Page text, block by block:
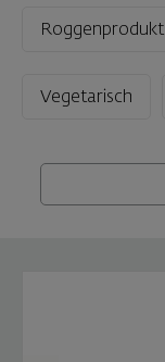
Roggenprodukt
Vegetarisch